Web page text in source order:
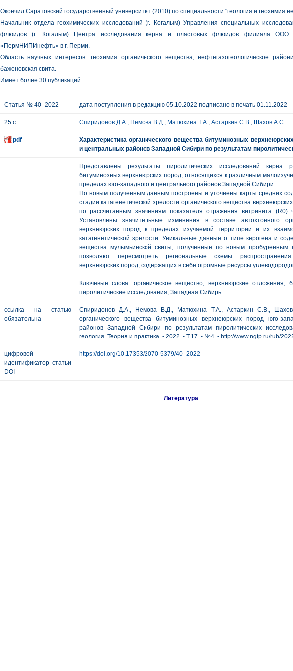
Окончил Саратовский государственный университет (2010) по специальности "геология и геохимия
Начальник отдела геохимических исследований (г. Когалым) Управления специальных
флюидов (г. Когалым) Центра исследования керна и пластовых флюидов филиала ООО
«ПермНИПИнефть» в г. Перми.
Область научных интересов: геохимия органического вещества, нефтегазогеологическое
баженовская свита.
Имеет более 30 публикаций.
Статья № 40_2022 дата поступления в редакцию 05.10.2022 подписано в печать 01.11.2022
25 с. Спиридонов Д.А., Немова В.Д., Матюхина Т.А., Астаркин С.В., Шахов А.С.
pdf
Характеристика органического вещества битуминозных
и центральных районов Западной Сибири по результатам
Представлены результаты пиролитических исследований керна
битуминозных верхнеюрских пород, относящихся к различным
пределах юго-западного и центрального районов Западной Сибири.
По новым полученным данным построены и уточнены карты средних
стадии катагенетической зрелости органического вещества
по рассчитанным значениям показателя отражения витринита (R0)
Установлены значительные изменения в составе автохтонного
верхнеюрских пород в пределах изучаемой территории и их
катагенетической зрелости. Уникальные данные о типе керогена и
вещества мулымьинской свиты, полученные по новым пробуренным
позволяют пересмотреть региональные схемы распространения
верхнеюрских пород, содержащих в себе огромные ресурсы
Ключевые слова: органическое вещество, верхнеюрские отложения,
пиролитические исследования, Западная Сибирь.
ссылка на статью
обязательна
Спиридонов Д.А., Немова В.Д., Матюхина Т.А., Астаркин С.В., Шахов
органического вещества битуминозных верхнеюрских пород юго-
районов Западной Сибири по результатам пиролитических
геология. Теория и практика. - 2022. - Т.17. - №4. - http://www.ngtp.ru/rub/
цифровой
идентификатор статьи
DOI
https://doi.org/10.17353/2070-5379/40_2022
Литература